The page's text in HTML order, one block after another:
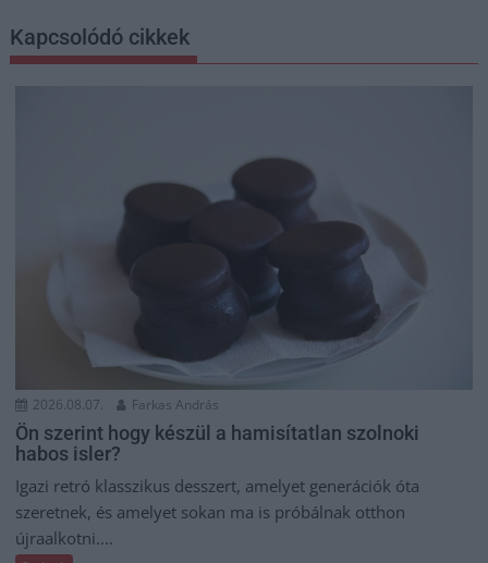
Kapcsolódó cikkek
2026.08.07. Farkas András
Ön szerint hogy készül a hamisítatlan szolnoki
habos isler?
Igazi retró klasszikus desszert, amelyet generációk óta
szeretnek, és amelyet sokan ma is próbálnak otthon
újraalkotni....